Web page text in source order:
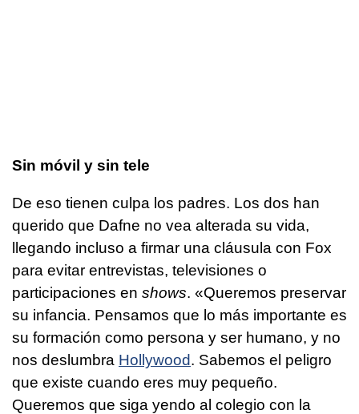
Sin móvil y sin tele
De eso tienen culpa los padres. Los dos han
querido que Dafne no vea alterada su vida,
llegando incluso a firmar una cláusula con Fox
para evitar entrevistas, televisiones o
participaciones en shows. «Queremos preservar
su infancia. Pensamos que lo más importante es
su formación como persona y ser humano, y no
nos deslumbra Hollywood. Sabemos el peligro
que existe cuando eres muy pequeño.
Queremos que siga yendo al colegio con la